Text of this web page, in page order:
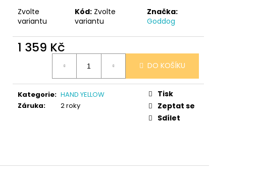
Zvolte
variantu
Kód: Zvolte
variantu
Značka:
Goddog
1 359 Kč
DO KOŠÍKU
Kategorie: HAND YELLOW
Záruka: 2 roky
Tisk
Zeptat se
Sdílet